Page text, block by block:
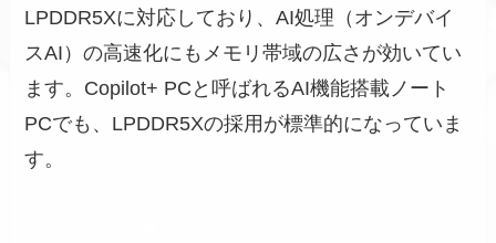
LPDDR5Xに対応しており、AI処理（オンデバイ
スAI）の高速化にもメモリ帯域の広さが効いてい
ます。Copilot+ PCと呼ばれるAI機能搭載ノート
PCでも、LPDDR5Xの採用が標準的になっていま
す。